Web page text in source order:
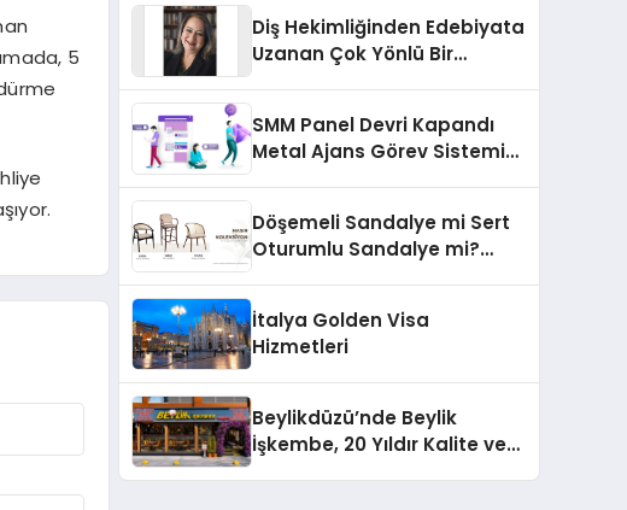
5
Diş Hekimliğinden Edebiyata
Uzanan Çok Yönlü Bir
SMM Panel Devri Kapandı
Metal Ajans Görev Sistemi
Döşemeli Sandalye mi Sert
Oturumlu Sandalye mi?
İtalya Golden Visa
Hizmetleri
Beylikdüzü’nde Beylik
İşkembe, 20 Yıldır Kalite ve